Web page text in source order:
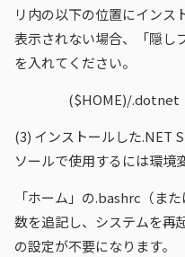
リ内の以下の位置にインス
表示されない場合、「隠し
を入れてください。
($HOME)/.dotnet
(3) インストールした.NET
ソールで使用するには環境
「ホーム」の.bashrc（ま
数を追記し、システムを再
の設定が不要になります。